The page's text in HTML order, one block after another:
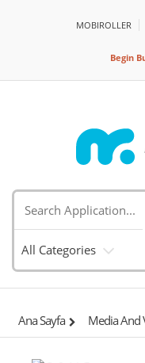
MOBIROLLER
Begin
All Categories
Ana Sayfa Media And